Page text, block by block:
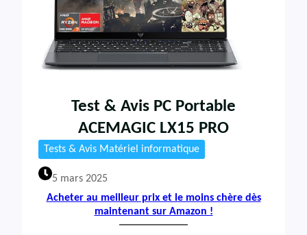
Test & Avis PC Portable
ACEMAGIC LX15 PRO
Tests & Avis Matériel informatique
5 mars 2025
Acheter au meilleur prix et le moins chère dès
maintenant sur Amazon !